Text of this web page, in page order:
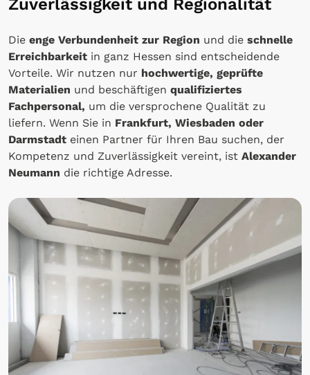
Zuverlässigkeit und Regionalität
Die enge Verbundenheit zur Region und die schnelle
Erreichbarkeit in ganz Hessen sind entscheidende
Vorteile. Wir nutzen nur hochwertige, geprüfte
Materialien und beschäftigen qualifiziertes
Fachpersonal, um die versprochene Qualität zu
liefern. Wenn Sie in Frankfurt, Wiesbaden oder
Darmstadt einen Partner für Ihren Bau suchen, der
Kompetenz und Zuverlässigkeit vereint, ist Alexander
Neumann die richtige Adresse.